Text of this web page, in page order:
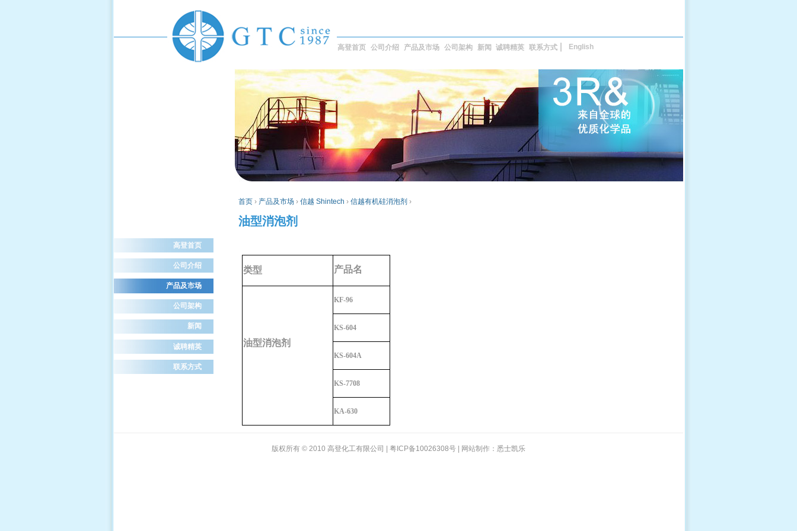
高登首页 公司介绍 产品及市场 公司架构 新闻 诚聘精英 联系方式 English
首页 › 产品及市场 › 信越 Shintech › 信越有机硅消泡剂 ›
油型消泡剂
类型 产品名
油型消泡剂
KF-96
KS-604
KS-604A
KS-7708
KA-630
高登首页
公司介绍
产品及市场
公司架构
新闻
诚聘精英
联系方式
版权所有 © 2010 高登化工有限公司 | 粤ICP备10026308号 | 网站制作： 悉士凯乐